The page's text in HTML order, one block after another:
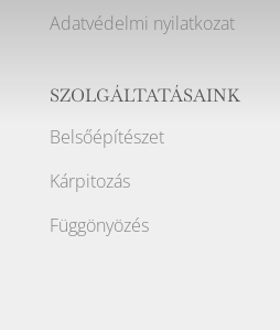
Adatvédelmi nyilatkozat
SZOLGÁLTATÁSAINK
Belsőépítészet
Kárpitozás
Függönyözés